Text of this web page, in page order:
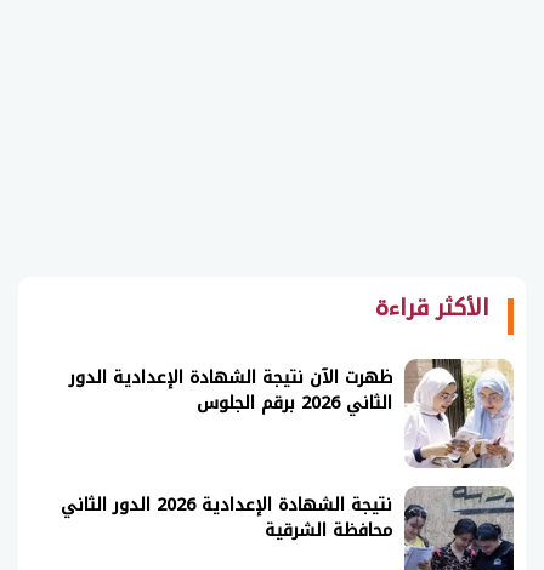
الأكثر قراءة
ظهرت الآن نتيجة الشهادة الإعدادية الدور
الثاني 2026 برقم الجلوس
نتيجة الشهادة الإعدادية 2026 الدور الثاني
محافظة الشرقية